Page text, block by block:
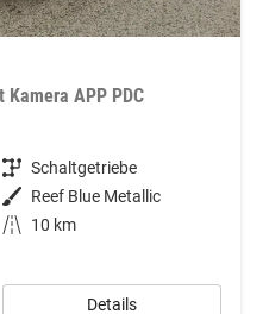
Kamera APP PDC
Getriebe Schaltgetriebe
Außenfarbe Reef Blue Metallic
Kilometerstand
10 km
Details